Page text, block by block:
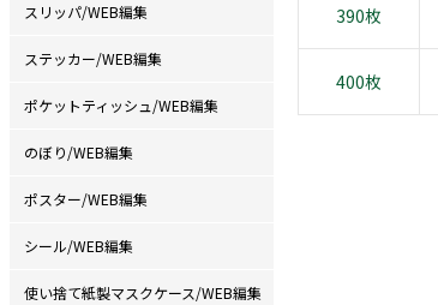
390枚
400枚
スリッパ/WEB編集
ステッカー/WEB編集
ポケットティッシュ/WEB編集
のぼり/WEB編集
ポスター/WEB編集
シール/WEB編集
使い捨て紙製マスクケース/WEB編集